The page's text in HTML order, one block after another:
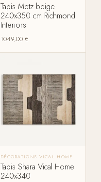
Tapis Metz beige
240x350 cm Richmond
Interiors
1049,00 €
DÉCORATIONS VICAL HOME
Tapis Shara Vical Home
240x340